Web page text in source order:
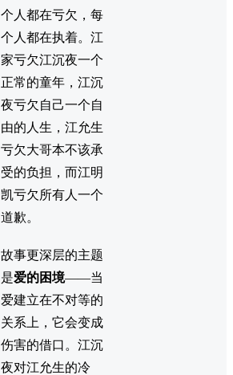
个人都在亏欠，每
个人都在执着。江
家亏欠江沉夜一个
正常的童年，江沉
夜亏欠自己一个自
由的人生，江允生
亏欠大哥本不该承
受的负担，而江明
凯亏欠所有人一个
道歉。
故事更深层的主题
是爱的困境——当
爱建立在不对等的
关系上，它会变成
伤害的借口。江沉
夜对江允生的冷